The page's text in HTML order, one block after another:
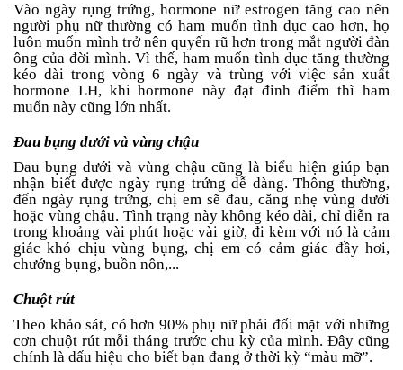
Vào ngày rụng trứng, hormone nữ estrogen tăng cao nên
người phụ nữ thường có ham muốn tình dục cao hơn, họ
luôn muốn mình trở nên quyến rũ hơn trong mắt người đàn
ông của đời mình. Vì thế, ham muốn tình dục tăng thường
kéo dài trong vòng 6 ngày và trùng với việc sản xuất
hormone LH, khi hormone này đạt đỉnh điểm thì ham
muốn này cũng lớn nhất.
Đau bụng dưới và vùng chậu
Đau bụng dưới và vùng chậu cũng là biểu hiện giúp bạn
nhận biết được ngày rụng trứng dễ dàng. Thông thường,
đến ngày rụng trứng, chị em sẽ đau, căng nhẹ vùng dưới
hoặc vùng chậu. Tình trạng này không kéo dài, chỉ diễn ra
trong khoảng vài phút hoặc vài giờ, đi kèm với nó là cảm
giác khó chịu vùng bụng, chị em có cảm giác đầy hơi,
chướng bụng, buồn nôn,...
Chuột rút
Theo khảo sát, có hơn 90% phụ nữ phải đối mặt với những
cơn chuột rút mỗi tháng trước chu kỳ của mình. Đây cũng
chính là dấu hiệu cho biết bạn đang ở thời kỳ “màu mỡ”.